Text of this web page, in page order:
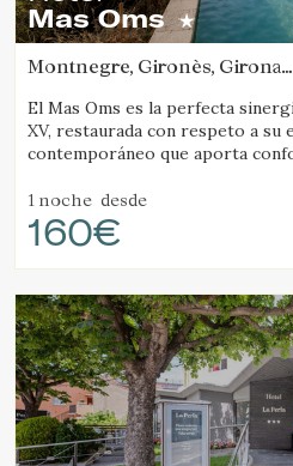
Mas Oms
Montnegre, Gironès, Girona
El Mas Oms es la perfecta
XV, restaurada con respeto a su
contemporáneo que aporta
de las Gavarres ofrecen un
la naturaleza. El hotel cuenta con
cuidadosamente decoradas, una
restaurante, pista de petanca,
masaje y yoga, alquiler de
los ciclistas.
1 noche desde
160€